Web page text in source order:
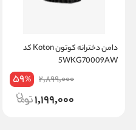
دامن دخترانه کوتون Koton کد
5WKG70009AW
2,899,000
59%
1,199,000